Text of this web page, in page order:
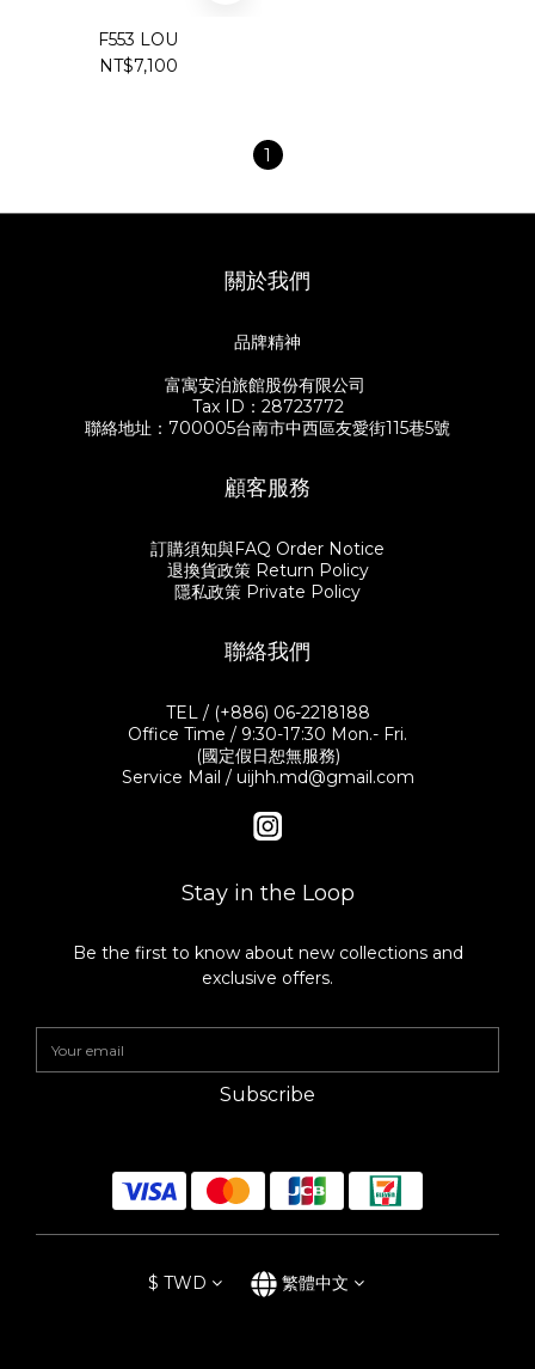
F553 LOU
NT$7,100
1
關於我們
品牌精神
富寓安泊旅館股份有限公司
Tax ID：28723772
聯絡地址：700005台南市中西區友愛街115巷5號
顧客服務
訂購須知與FAQ Order Notice
退換貨政策 Return Policy
隱私政策 Private Policy
聯絡我們
TEL / (+886) 06-2218188
Office Time / 9:30-17:30 Mon.- Fri.
(國定假日恕無服務)
Service Mail / uijhh.md@gmail.com
Stay in the Loop
Be the first to know about new collections and
exclusive offers.
Subscribe
$ TWD 繁體中文